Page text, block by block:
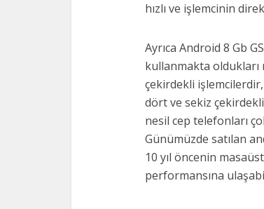
hızlı ve işlemcinin
Ayrıca Android 8 Gb
kullanmakta oldukları
çekirdekli
dört ve sekiz
nesil cep telefonları
Günümüzde satılan
10 yıl öncenin
performansına